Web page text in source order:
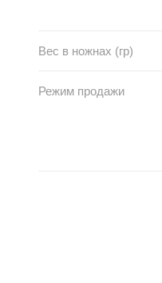
Вес в ножнах (гр)
Режим продажи